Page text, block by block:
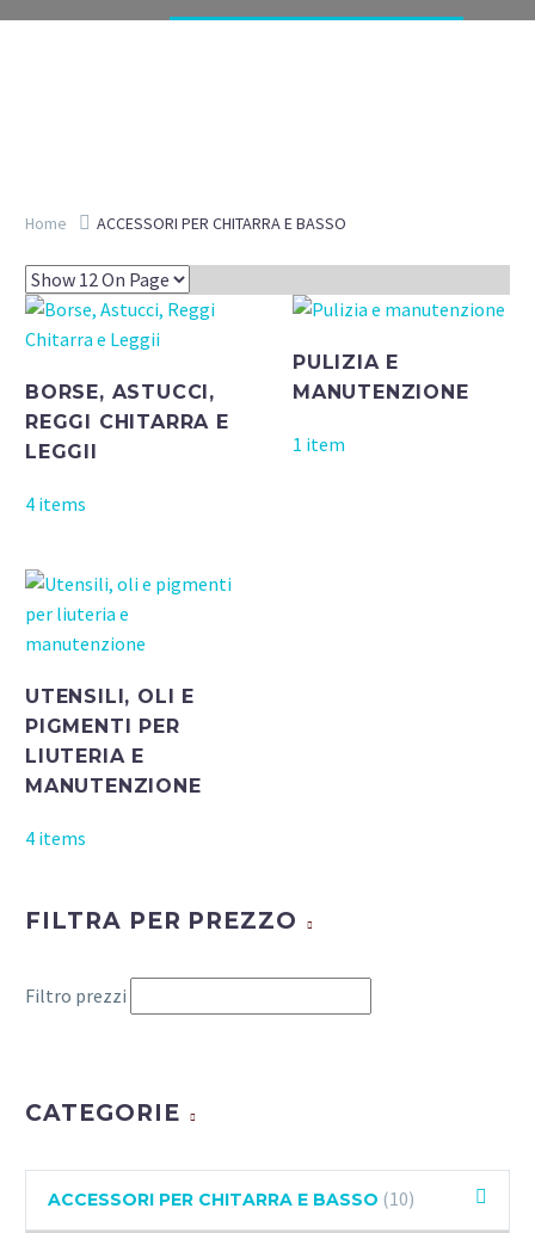
Home ACCESSORI PER CHITARRA E BASSO
BORSE, ASTUCCI,
REGGI CHITARRA E
LEGGII
4 items
PULIZIA E
MANUTENZIONE
1 item
UTENSILI, OLI E
PIGMENTI PER
LIUTERIA E
MANUTENZIONE
4 items
FILTRA PER PREZZO
Filtro prezzi
CATEGORIE
ACCESSORI PER CHITARRA E BASSO (10)